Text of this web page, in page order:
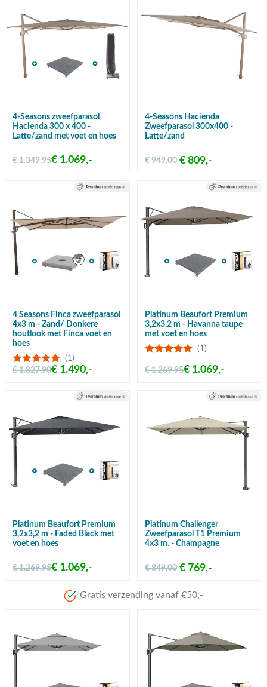
4-Seasons zweefparasol
Hacienda 300 x 400 -
Latte/zand met voet en hoes
€ 1.349,95€ 1.069,-
4-Seasons Hacienda
Zweefparasol 300x400 -
Latte/zand
€ 809,-
€ 949,00
4 Seasons Finca zweefparasol
4x3 m - Zand/ Donkere
houtlook met Finca voet en
hoes
(1)
€ 1.827,90€ 1.490,-
Platinum Beaufort Premium
3,2x3,2 m - Havanna taupe
met voet en hoes
(1)
€ 1.269,95€ 1.069,-
Platinum Beaufort Premium
3,2x3,2 m - Faded Black met
voet en hoes
€ 1.269,95€ 1.069,-
Platinum Challenger
Zweefparasol T1 Premium
4x3 m. - Champagne
€ 769,-
€ 849,00
Meer dan 80 jaar ervaring